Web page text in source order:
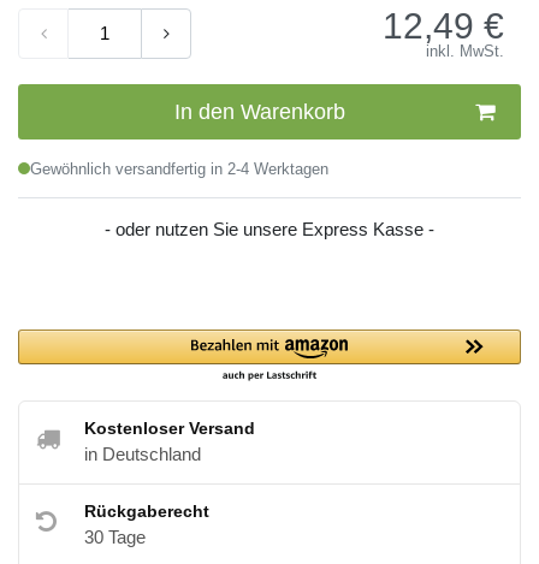
12,49 €
inkl. MwSt.
In den Warenkorb
Gewöhnlich versandfertig in 2-4 Werktagen
- oder nutzen Sie unsere Express Kasse -
Kostenloser Versand
in Deutschland
Rückgaberecht
30 Tage